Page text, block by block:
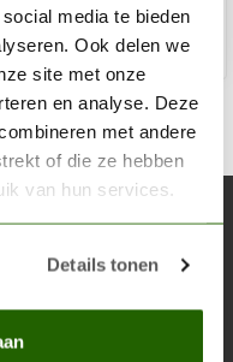
media te bieden
Ook delen we
site met onze
en analyse. Deze
met andere
of die ze hebben
van hun services.
Details tonen
nieuwsbrief
laatste acties